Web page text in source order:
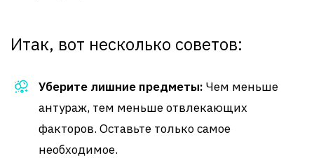
Итак, вот несколько советов:
Уберите лишние предметы: Чем меньше
антураж, тем меньше отвлекающих
факторов. Оставьте только самое
необходимое.